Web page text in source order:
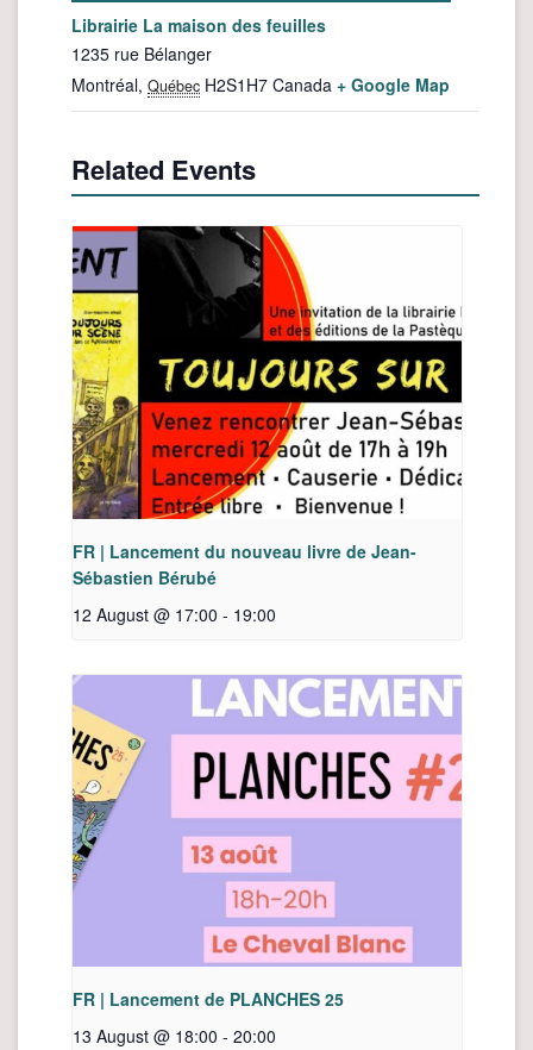
Librairie La maison des feuilles
1235 rue Bélanger
Montréal, Québec H2S1H7 Canada + Google Map
Related Events
FR | Lancement du nouveau livre de Jean-
Sébastien Bérubé
12 August @ 17:00 - 19:00
FR | Lancement de PLANCHES 25
13 August @ 18:00 - 20:00